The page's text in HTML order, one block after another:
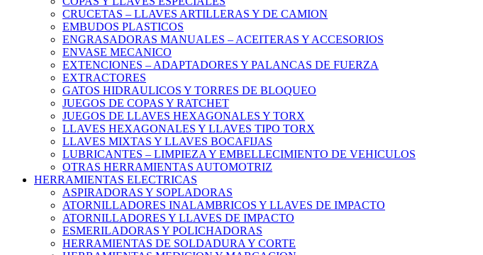
CRUCETAS – LLAVES ARTILLERAS Y DE CAMION
EMBUDOS PLASTICOS
ENGRASADORAS MANUALES – ACEITERAS Y ACCESORIOS
ENVASE MECANICO
EXTENCIONES – ADAPTADORES Y PALANCAS DE FUERZA
EXTRACTORES
GATOS HIDRAULICOS Y TORRES DE BLOQUEO
JUEGOS DE COPAS Y RATCHET
JUEGOS DE LLAVES HEXAGONALES Y TORX
LLAVES HEXAGONALES Y LLAVES TIPO TORX
LLAVES MIXTAS Y LLAVES BOCAFIJAS
LUBRICANTES – LIMPIEZA Y EMBELLECIMIENTO DE VEHICULOS
OTRAS HERRAMIENTAS AUTOMOTRIZ
HERRAMIENTAS ELECTRICAS
ASPIRADORAS Y SOPLADORAS
ATORNILLADORES INALAMBRICOS Y LLAVES DE IMPACTO
ATORNILLADORES Y LLAVES DE IMPACTO
ESMERILADORAS Y POLICHADORAS
HERRAMIENTAS DE SOLDADURA Y CORTE